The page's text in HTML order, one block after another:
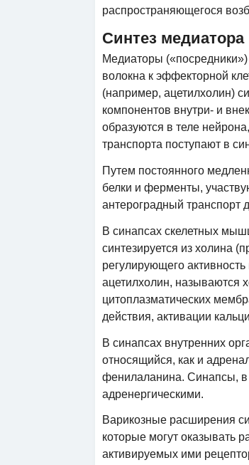
распространяющегося
Синтез медиатора
Медиаторы
волокна к эффекторной
(например, ацетилхолин)
компонентов внутри- и
образуются в теле
транспорта поступают в
Путем постоянного
белки и ферменты,
антероградный транспорт
В синапсах скелетных
синтезируется из холина
регулирующего
ацетилхолин, называются
цитоплазматических
действия, активации
В синапсах внутренних
относящийся, как и
фенилаланина. Синапсы, в
адренергическими.
Варикозные расширения
которые могут оказывать
активируемых ими